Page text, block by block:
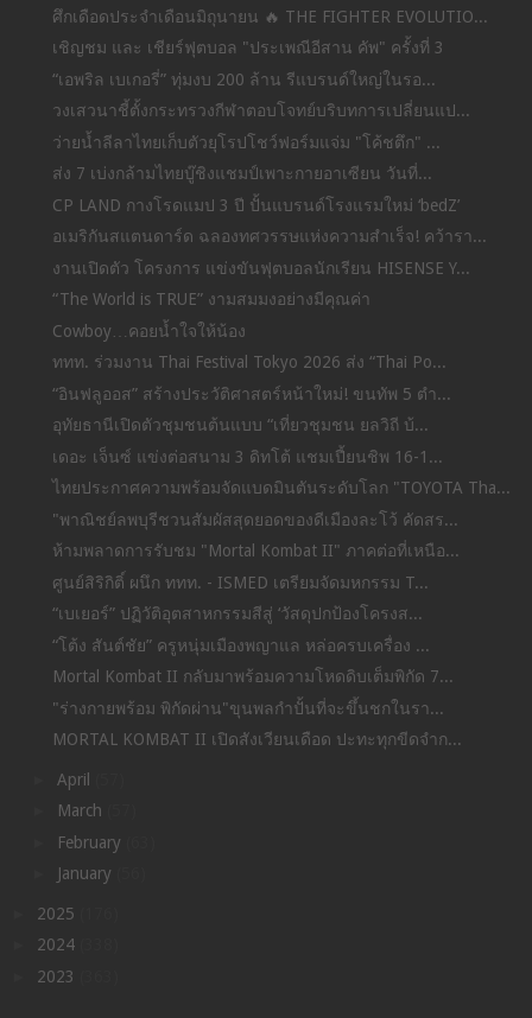
ศึกเดือดประจำเดือนมิถุนายน 🔥 THE FIGHTER EVOLUTIO...
เชิญชม และ เชียร์ฟุตบอล "ประเพณีอีสาน คัพ" ครั้งที่ 3
“เอพริล เบเกอรี่” ทุ่มงบ 200 ล้าน รีแบรนด์ใหญ่ในรอ...
วงเสวนาชี้ตั้งกระทรวงกีฬาตอบโจทย์บริบทการเปลี่ยนแป...
ว่ายน้ำลีลาไทยเก็บตัวยุโรปโชว์ฟอร์มแจ่ม "โค้ชตึก" ...
ส่ง 7 เบ่งกล้ามไทยบู๊ชิงแชมป์เพาะกายอาเซียน วันที่...
CP LAND กางโรดแมป 3 ปี ปั้นแบรนด์โรงแรมใหม่ ‘bedZ’
อเมริกันสแตนดาร์ด ฉลองทศวรรษแห่งความสำเร็จ! คว้ารา...
งานเปิดตัว โครงการ แข่งขันฟุตบอลนักเรียน HISENSE Y...
“The World is TRUE” งามสมมงอย่างมีคุณค่า
Cowboy…คอยน้ำใจให้น้อง
ททท. ร่วมงาน Thai Festival Tokyo 2026 ส่ง “Thai Po...
“อินฟลูออส” สร้างประวัติศาสตร์หน้าใหม่! ขนทัพ 5 ตำ...
อุทัยธานีเปิดตัวชุมชนต้นแบบ “เที่ยวชุมชน ยลวิถี บ้...
เดอะ เจ็นซ์ แข่งต่อสนาม 3 ดิทโต้ แชมเปี้ยนชิพ 16-1...
ไทยประกาศความพร้อมจัดแบดมินตันระดับโลก "TOYOTA Tha...
"พาณิชย์ลพบุรีชวนสัมผัสสุดยอดของดีเมืองละโว้ คัดสร...
ห้ามพลาดการรับชม "Mortal Kombat II" ภาคต่อที่เหนือ...
ศูนย์สิริกิติ์ ผนึก ททท. - ISMED เตรียมจัดมหกรรม T...
“เบเยอร์” ปฏิวัติอุตสาหกรรมสีสู่ ‘วัสดุปกป้องโครงส...
“โต้ง สันต์ชัย” ครูหนุ่มเมืองพญาแล หล่อครบเครื่อง ...
Mortal Kombat II กลับมาพร้อมความโหดดิบเต็มพิกัด 7...
"ร่างกายพร้อม พิกัดผ่าน"ขุนพลกำปั้นที่จะขึ้นชกในรา...
MORTAL KOMBAT II เปิดสังเวียนเดือด ปะทะทุกขีดจำก...
April
March
February
January
2025
2024
2023